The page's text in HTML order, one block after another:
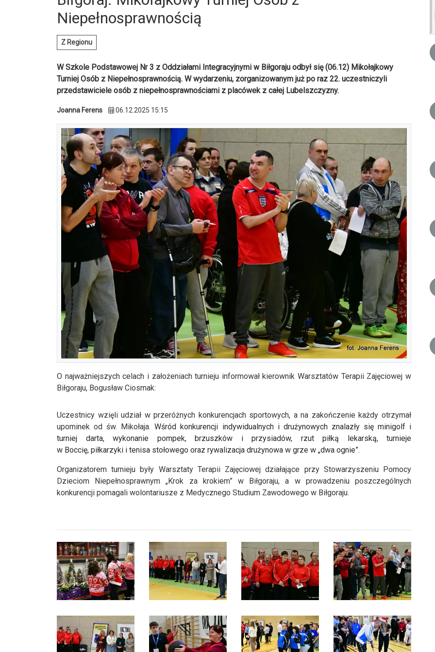
Niepełnosprawnością
Z Regionu
W Szkole Podstawowej Nr 3 z Oddziałami Integracyjnymi w Biłgoraju odbył się (06.12) Mikołajkowy
Turniej Osób z Niepełnosprawnością. W wydarzeniu, zorganizowanym już po raz 22. uczestniczyli
przedstawiciele osób z niepełnosprawnościami z placówek z całej Lubelszczyzny.
Joanna Ferens 06.12.2025 15:15
O najważniejszych celach i założeniach turnieju informował kierownik Warsztatów Terapii Zajęciowej w
Biłgoraju, Bogusław Ciosmak:
Uczestnicy wzięli udział w przeróżnych konkurencjach sportowych, a na zakończenie każdy otrzymał
upominek od św. Mikołaja.Wśród konkurencji indywidualnych i drużynowych znalazły się minigolf i
turniej darta, wykonanie pompek, brzuszków i przysiadów, rzut piłką lekarską, turnieje
w Boccię, piłkarzyki i tenisa stołowego oraz rywalizacja drużynowa w grze w „dwa ognie”.
Organizatorem turnieju były Warsztaty Terapii Zajęciowej działające przy Stowarzyszeniu Pomocy
Dzieciom Niepełnosprawnym „Krok za krokiem” w Biłgoraju, a w prowadzeniu poszczególnych
konkurencji pomagali wolontariusze z Medycznego Studium Zawodowego w Biłgoraju.